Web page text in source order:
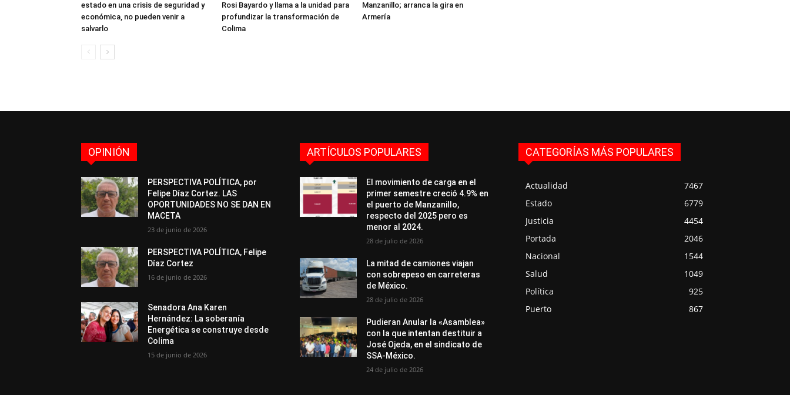
estado en una crisis de seguridad y
económica, no pueden venir a
salvarlo
Rosi Bayardo y llama a la unidad para
profundizar la transformación de
Colima
Manzanillo; arranca la gira en
Armería
OPINIÓN
PERSPECTIVA POLÍTICA, por
Felipe Díaz Cortez. LAS
OPORTUNIDADES NO SE DAN EN
MACETA
23 de junio de 2026
PERSPECTIVA POLÍTICA, Felipe
Díaz Cortez
16 de junio de 2026
Senadora Ana Karen
Hernández: La soberanía
Energética se construye desde
Colima
15 de junio de 2026
ARTÍCULOS POPULARES
El movimiento de carga en el
primer semestre creció 4.9% en
el puerto de Manzanillo,
respecto del 2025 pero es
menor al 2024.
28 de julio de 2026
La mitad de camiones viajan
con sobrepeso en carreteras
de México.
28 de julio de 2026
Pudieran Anular la «Asamblea»
con la que intentan destituir a
José Ojeda, en el sindicato de
SSA-México.
24 de julio de 2026
CATEGORÍAS MÁS POPULARES
Actualidad
7467
Estado
6779
Justicia
4454
Portada
2046
Nacional
1544
Salud
1049
Política
925
Puerto
867